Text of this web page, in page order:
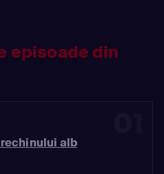
episoade din
alb